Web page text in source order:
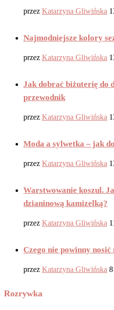
przez Katarzyna Gliwińska
Najmodniejsze kolory
przez Katarzyna Gliwińska
Jak dobrać biżuterię do
przewodnik
przez Katarzyna Gliwińska
Moda a sylwetka – jak
przez Katarzyna Gliwińska
Warstwowanie koszul.
dzianinową kamizelką?
przez Katarzyna Gliwińska
Czego nie powinny nosić
przez Katarzyna Gliwińska
Rozrywka